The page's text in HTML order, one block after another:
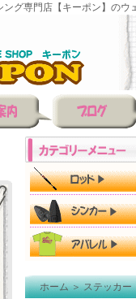
グ専門店【キーポン】のウ
ホーム＞ステッカー